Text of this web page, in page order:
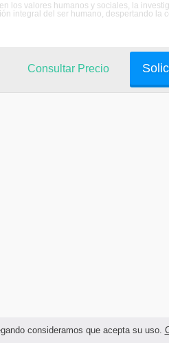
consideramos que acepta su uso.
los valores humanos y sociales, la
integral del ser humano, despertando la
Consultar Precio